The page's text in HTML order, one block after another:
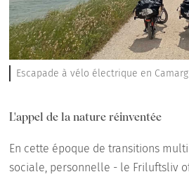
Escapade à vélo électrique en
L'appel de la nature réinventée
En cette époque de transitions
sociale, personnelle - le Friluftsliv